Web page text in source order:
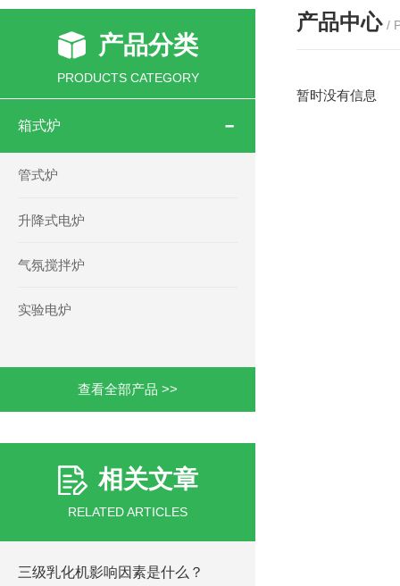
产品分类
PRODUCTS CATEGORY
箱式炉
管式炉
升降式电炉
气氛搅拌炉
实验电炉
查看全部产品 >>
相关文章
RELATED ARTICLES
三级乳化机影响因素是什么？
产品中心 /
暂时没有信息